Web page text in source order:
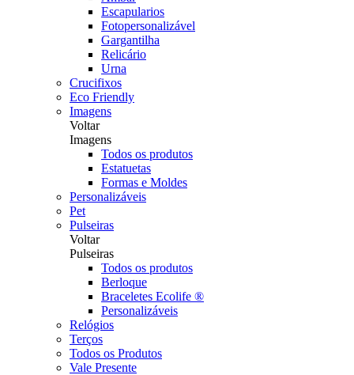
Escapularios
Fotopersonalizável
Gargantilha
Relicário
Urna
Crucifixos
Eco Friendly
Imagens
Voltar
Imagens
Todos os produtos
Estatuetas
Formas e Moldes
Personalizáveis
Pet
Pulseiras
Voltar
Pulseiras
Todos os produtos
Berloque
Braceletes Ecolife ®
Personalizáveis
Relógios
Terços
Todos os Produtos
Vale Presente